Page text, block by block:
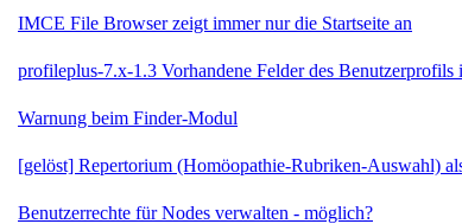
IMCE File Browser zeigt immer nur die Startseite an
profileplus-7.x-1.3 Vorhandene Felder des Benutzerprofils
Warnung beim Finder-Modul
[gelöst] Repertorium (Homöopathie-Rubriken-Auswahl)
Benutzerrechte für Nodes verwalten - möglich?